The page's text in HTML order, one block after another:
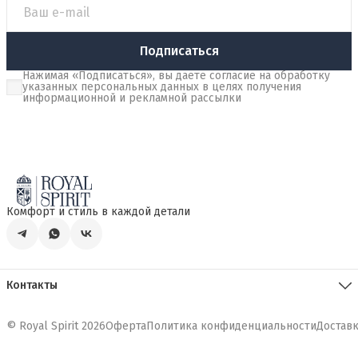
Подписаться
Нажимая «Подписаться», вы даете согласие на обработку
указанных персональных данных в целях получения
информационной и рекламной рассылки
Комфорт и стиль в каждой детали
Контакты
Режим работы
© Royal Spirit 2026ОфертаПолитика конфиденциальности